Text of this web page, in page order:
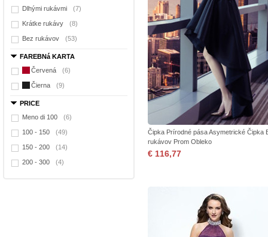
Dlhými rukávmi
(7)
Krátke rukávy (8)
Bez rukávov (53)
FAREBNá KARTA
Červená
(6)
Čierna (9)
PRICE
Meno di 100
(6)
100 - 150 (49)
150 - 200 (14)
200 - 300 (4)
Čipka Prírodné pása Asymetrické Čipka
rukávov Prom Obleko
€ 116,77